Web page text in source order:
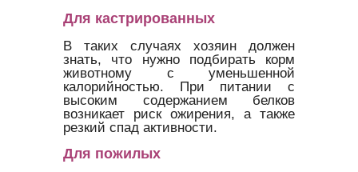
Для кастрированных
В таких случаях хозяин должен
знать, что нужно подбирать корм
животному с уменьшенной
калорийностью. При питании с
высоким содержанием белков
возникает риск ожирения, а также
резкий спад активности.
Для пожилых